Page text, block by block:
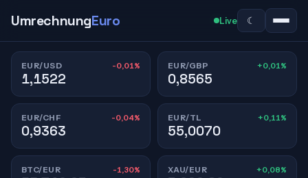
UmrechnungEuro Live ☾
EUR/USD -0,01%
1,1522
EUR/GBP +0,01%
0,8565
EUR/CHF -0,04%
0,9363
EUR/TL +0,11%
55,0070
BTC/EUR -1,30% XAU/EUR +0,08%